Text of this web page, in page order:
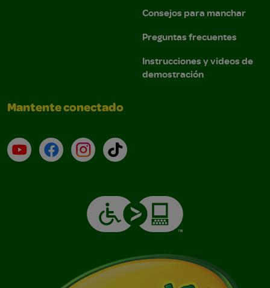
Consejos para manchar
Preguntas frecuentes
Instrucciones y videos de
demostración
Mantente conectado
YouTube (en inglés)
Facebook (en inglés)
Instagram (en inglés)
TikTok